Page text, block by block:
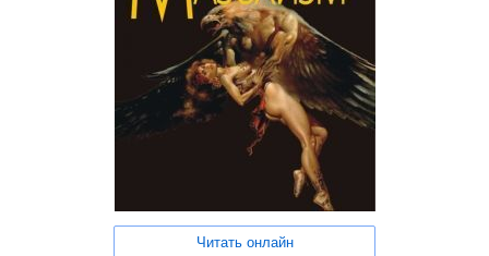
Читать онлайн